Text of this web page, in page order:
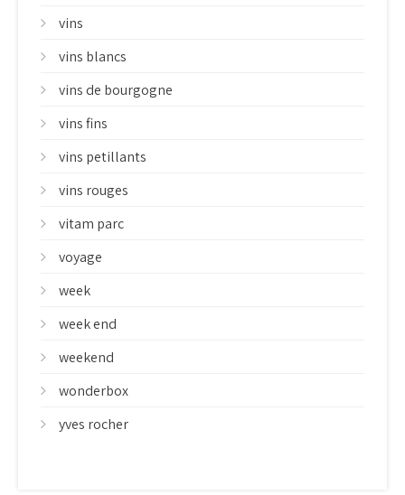
vins
vins blancs
vins de bourgogne
vins fins
vins petillants
vins rouges
vitam parc
voyage
week
week end
weekend
wonderbox
yves rocher